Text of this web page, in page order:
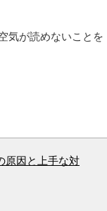
気が読めないことを
原因と上手な対